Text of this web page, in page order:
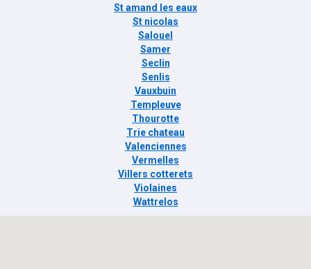
St amand les eaux
St nicolas
Salouel
Samer
Seclin
Senlis
Vauxbuin
Templeuve
Thourotte
Trie chateau
Valenciennes
Vermelles
Villers cotterets
Violaines
Wattrelos